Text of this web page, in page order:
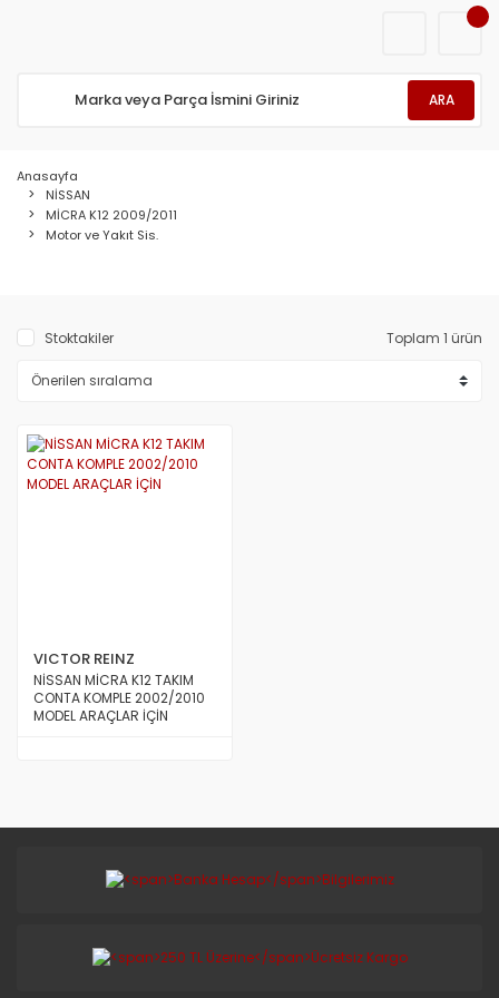
ARA
Anasayfa
NİSSAN
MİCRA K12 2009/2011
Motor ve Yakıt Sis.
Stoktakiler Toplam 1 ürün
VICTOR REINZ
NİSSAN MİCRA K12 TAKIM
CONTA KOMPLE 2002/2010
MODEL ARAÇLAR İÇİN